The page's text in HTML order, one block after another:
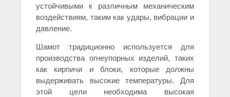
устойчивыми к различным механическим
воздействиям, таким как удары, вибрации и
давление.
Шамот традиционно используется для
производства огнеупорных изделий, таких
как кирпичи и блоки, которые должны
выдерживать высокие температуры. Для
этой цели необходима высокая